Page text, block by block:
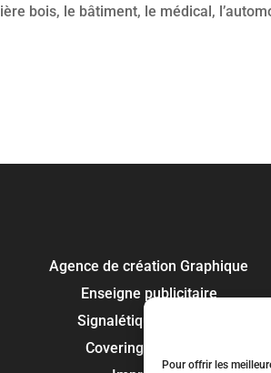
Pour offrir les
bois, le bâtiment, le médical,
Agence de création Graphique
Enseigne publicitaire
Signalétique panneau
Covering et flocage